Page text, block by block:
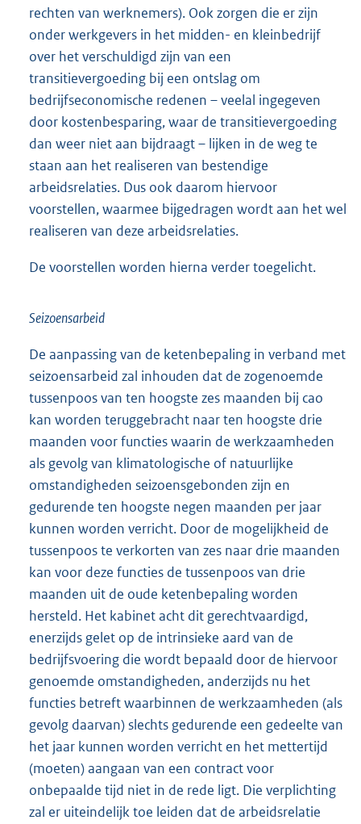
rechten van werknemers). Ook zorgen die er zijn
onder werkgevers in het midden- en kleinbedrijf
over het verschuldigd zijn van een
transitievergoeding bij een ontslag om
bedrijfseconomische redenen – veelal ingegeven
door kostenbesparing, waar de transitievergoeding
dan weer niet aan bijdraagt – lijken in de weg te
staan aan het realiseren van bestendige
arbeidsrelaties. Dus ook daarom hiervoor
voorstellen, waarmee bijgedragen wordt aan het wel
realiseren van deze arbeidsrelaties.
De voorstellen worden hierna verder toegelicht.
Seizoensarbeid
De aanpassing van de ketenbepaling in verband met
seizoensarbeid zal inhouden dat de zogenoemde
tussenpoos van ten hoogste zes maanden bij cao
kan worden teruggebracht naar ten hoogste drie
maanden voor functies waarin de werkzaamheden
als gevolg van klimatologische of natuurlijke
omstandigheden seizoensgebonden zijn en
gedurende ten hoogste negen maanden per jaar
kunnen worden verricht. Door de mogelijkheid de
tussenpoos te verkorten van zes naar drie maanden
kan voor deze functies de tussenpoos van drie
maanden uit de oude ketenbepaling worden
hersteld. Het kabinet acht dit gerechtvaardigd,
enerzijds gelet op de intrinsieke aard van de
bedrijfsvoering die wordt bepaald door de hiervoor
genoemde omstandigheden, anderzijds nu het
functies betreft waarbinnen de werkzaamheden (als
gevolg daarvan) slechts gedurende een gedeelte van
het jaar kunnen worden verricht en het mettertijd
(moeten) aangaan van een contract voor
onbepaalde tijd niet in de rede ligt. Die verplichting
zal er uiteindelijk toe leiden dat de arbeidsrelatie